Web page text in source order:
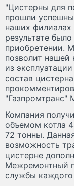
"Цистерны для
прошли
наших филиалах
результате
приобретении.
позволит
из
состав
"Газпромтранс"
Компания
объемом котла
72 тонны.
возможность
цистерне
Межремонтный
службы каждого